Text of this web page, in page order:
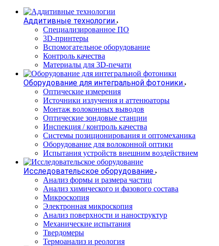
Аддитивные технологии
Специализированное ПО
3D-принтеры
Вспомогательное оборудование
Контроль качества
Материалы для 3D-печати
Оборудование для интегральной фотоники
Оптические измерения
Источники излучения и аттенюаторы
Монтаж волоконных выводов
Оптические зондовые станции
Инспекция / контроль качества
Системы позиционирования и оптомеханика
Оборудование для волоконной оптики
Испытания устройств внешним воздействием
Исследовательское оборудование
Анализ формы и размера частиц
Анализ химического и фазового состава
Микроскопия
Электронная микроскопия
Анализ поверхности и наноструктур
Механические испытания
Твердомеры
Термоанализ и реология